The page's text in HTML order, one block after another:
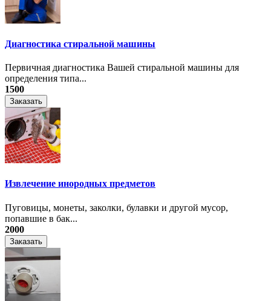
Диагностика стиральной машины
Первичная диагностика Вашей стиральной машины для
определения типа...
1500
Заказать
Извлечение инородных предметов
Пуговицы, монеты, заколки, булавки и другой мусор,
попавшие в бак...
2000
Заказать